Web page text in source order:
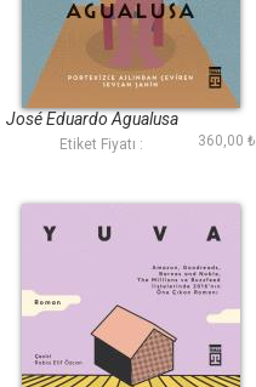
Unutmanın Genel
José Eduardo Agualusa
Etiket Fiyatı : 360,00 ₺